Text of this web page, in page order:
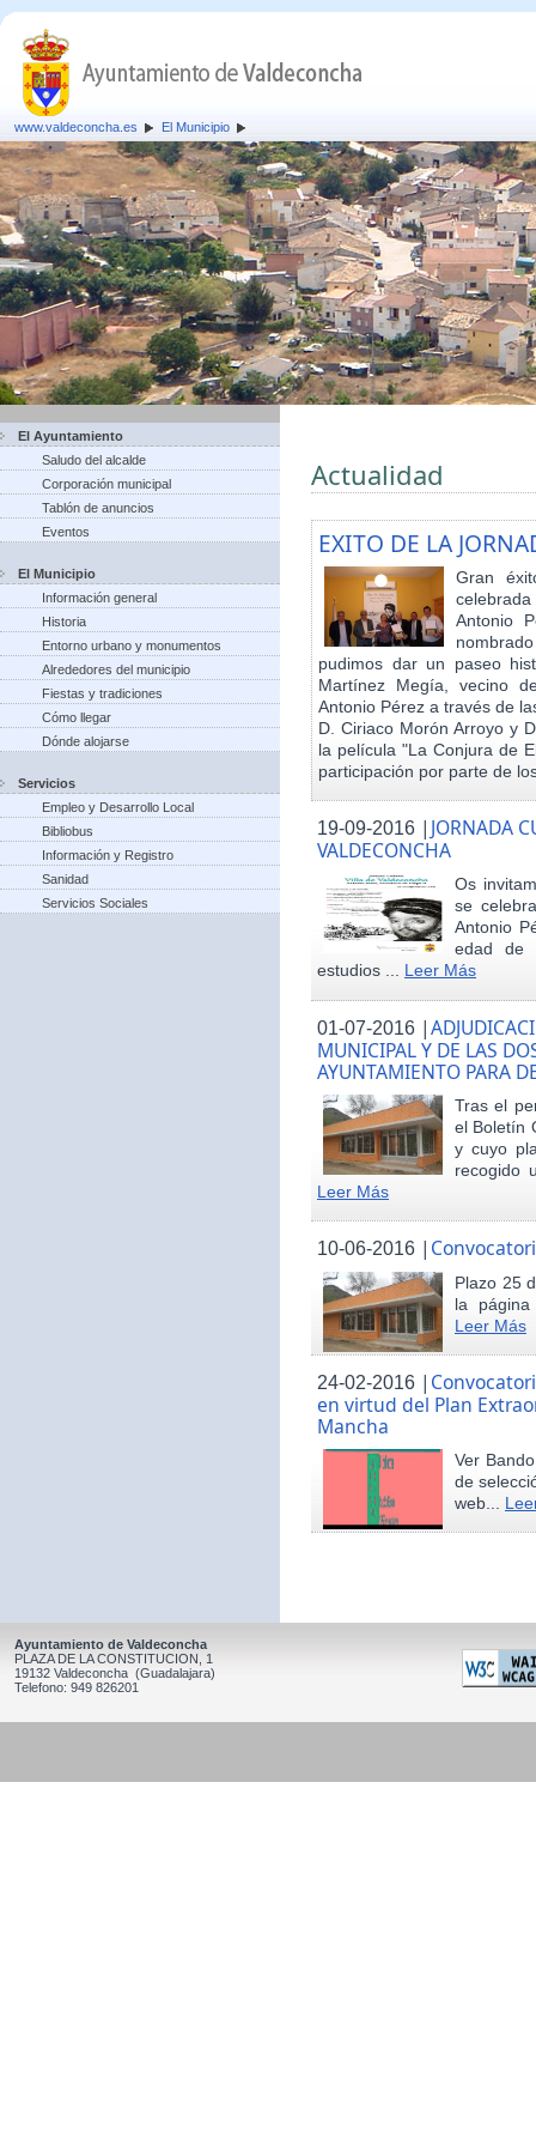
www.valdeconcha.es El Municipio
El Ayuntamiento
Saludo del alcalde
Corporación municipal
Tablón de anuncios
Eventos
El Municipio
Información general
Historia
Entorno urbano y monumentos
Alrededores del municipio
Fiestas y tradiciones
Cómo llegar
Dónde alojarse
Servicios
Empleo y Desarrollo Local
Bibliobus
Información y Registro
Sanidad
Servicios Sociales
Actualidad
EXITO DE LA
Gran
Antonio
pudimos dar un paseo
Martínez Megía, vecino
Antonio Pérez a través de
D. Ciriaco Morón Arroyo y
la película "La Conjura de
participación por parte de
19-09-2016 | JORNADA
VALDECONCHA
Os
se
Antonio
edad de
estudios ... Leer Más
01-07-2016 |
MUNICIPAL Y DE LAS
AYUNTAMIENTO PARA
Tras el
el Boletín
y cuyo
recogido
Leer Más
10-06-2016 |
Plazo 25
la
Leer Más
24-02-2016 |
en virtud del Plan
Mancha
Ver
de
web...
Ayuntamiento de Valdeconcha
PLAZA DE LA CONSTITUCION, 1
19132 Valdeconcha (Guadalajara)
Telefono: 949 826201